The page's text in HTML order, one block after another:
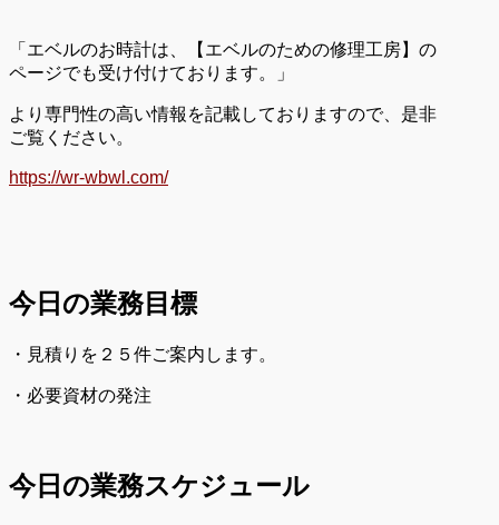
「エベルのお時計は、【エベルのための修理工房】の
ページでも受け付けております。」
より専門性の高い情報を記載しておりますので、是非
ご覧ください。
https://wr-wbwl.com/
今日の業務目標
・見積りを２５件ご案内します。
・必要資材の発注
今日の業務スケジュール